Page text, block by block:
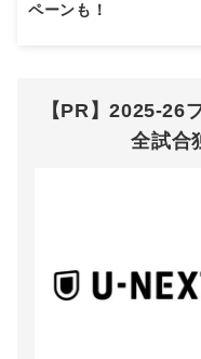
ペーンも！
【PR】2025-26
全試合